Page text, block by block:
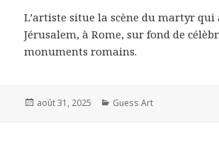
L’artiste situe la scène du martyr qui
Jérusalem, à Rome, sur fond de
monuments romains.
Posted
août 31, 2025 Categories
Guess Art